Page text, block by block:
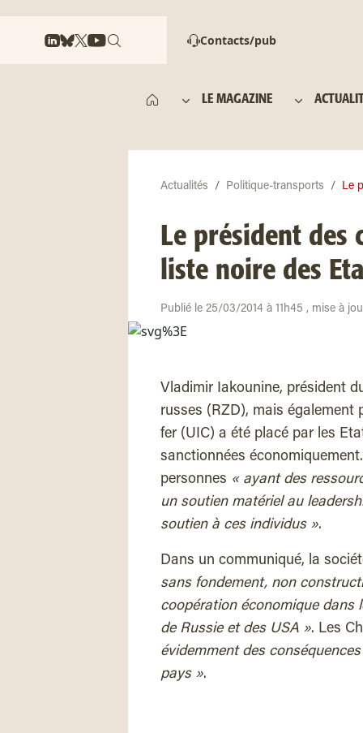
Contacts/pub
LE MAGAZINE
Actualités Politique-transports Le
Le président des
liste noire des
Publié le 25/03/2014 à 11h45 , mise à
Vladimir Iakounine, président
russes (RZD), mais également
fer (UIC) a été placé par les
sanctionnées
personnes « ayant des
un soutien matériel au
soutien à ces individus ».
Dans un communiqué, la
sans fondement, non
coopération économique dans
de Russie et des USA ». Les
évidemment des
pays ».